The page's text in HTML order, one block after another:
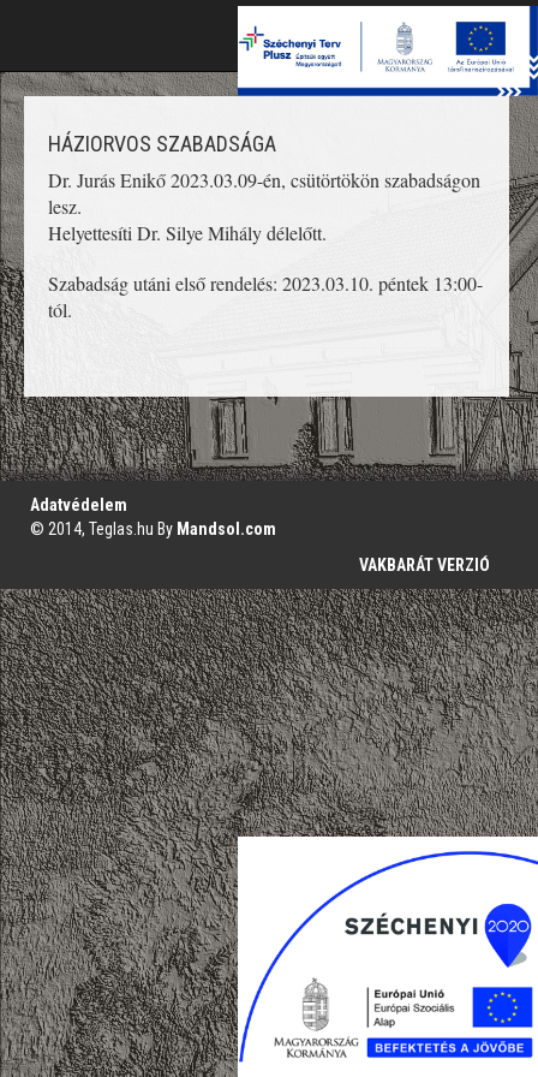
HÁZIORVOS SZABADSÁGA
Dr. Jurás Enikő 2023.03.09-én, csütörtökön szabadságon
lesz.
Helyettesíti Dr. Silye Mihály délelőtt.
Szabadság utáni első rendelés: 2023.03.10. péntek 13:00-
tól.
';
Adatvédelem
© 2014, Teglas.hu By Mandsol.com
VAKBARÁT VERZIÓ